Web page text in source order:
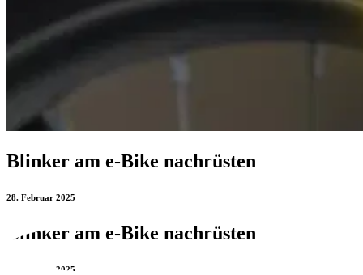
Blinker am e-Bike nachrüsten
28. Februar 2025
Blinker am e-Bike nachrüsten
28. Februar 2025